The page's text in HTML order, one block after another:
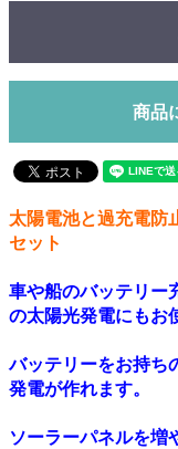
商品
太陽電池と過充電防
セット
車や船のバッテリー
の太陽光発電にもお
バッテリーをお持ち
発電が作れます。
ソーラーパネルを増